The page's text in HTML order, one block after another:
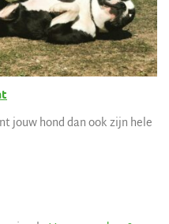
jouw hond dan ook zijn hele